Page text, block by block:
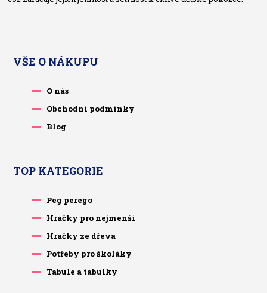
VŠE O NÁKUPU
O nás
Obchodní podmínky
Blog
TOP KATEGORIE
Peg perego
Hračky pro nejmenší
Hračky ze dřeva
Potřeby pro školáky
Tabule a tabulky